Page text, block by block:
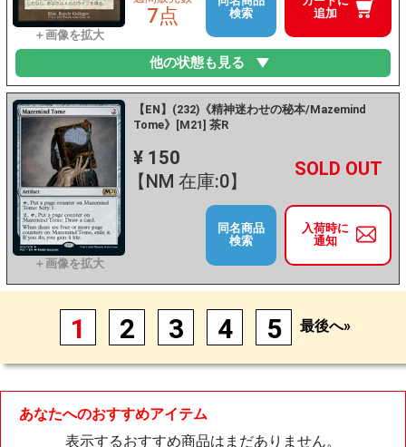
追加
7点
検索
他の状態も見る
【EN】(232)《精神迷わせの秘本/Mazemind
Tome》[M21] 茶R
¥ 150
【NM 在庫:0】
－ +
入荷時に
通知
同名商品
検索
1 2 3 4 5 最後へ»
あなたへのおすすめアイテム
表示するおすすめ商品はまだありません。